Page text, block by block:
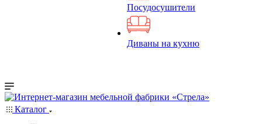
Посудосушители
Диваны на кухню
Каталог